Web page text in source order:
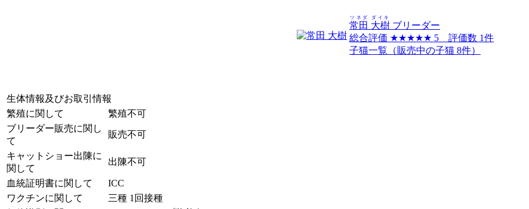
常田 大樹
ツネダ ダイキ
ブリーダー
総合評価 ★★★★★ 5 評価数 1件
子猫一覧（販売中の子猫 8件）
生体情報及びお取引情報
繁殖に関して
繁殖不可
ブリーダー販売に関し
て
販売不可
キャットショー出陳に
関して
出陳不可
血統証明書に関して
ICC
ワクチンに関して
三種 1回接種